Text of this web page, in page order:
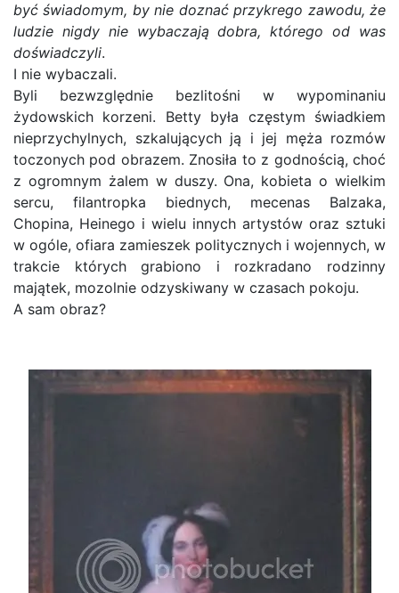
być świadomym, by nie doznać przykrego zawodu, że
ludzie nigdy nie wybaczają dobra, którego od was
doświadczyli.
I nie wybaczali.
Byli bezwzględnie bezlitośni w wypominaniu
żydowskich korzeni. Betty była częstym świadkiem
nieprzychylnych, szkalujących ją i jej męża rozmów
toczonych pod obrazem. Znosiła to z godnością, choć
z ogromnym żalem w duszy. Ona, kobieta o wielkim
sercu, filantropka biednych, mecenas Balzaka,
Chopina, Heinego i wielu innych artystów oraz sztuki
w ogóle, ofiara zamieszek politycznych i wojennych, w
trakcie których grabiono i rozkradano rodzinny
majątek, mozolnie odzyskiwany w czasach pokoju.
A sam obraz?